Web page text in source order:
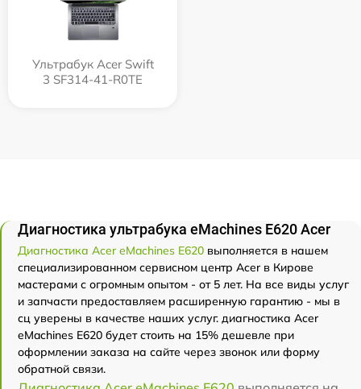
Ультрабук Acer Swift
3 SF314-41-R0TE
Диагностика ультрабука eMachines E620 Acer
Диагностика Acer eMachines E620 выполняется в нашем
специализированном сервисном центр Acer в Кирове
мастерами с огромным опытом - от 5 лет. На все виды услуг
и запчасти предоставляем расширенную гарантию - мы в
сц уверены в качестве наших услуг. диагностика Acer
eMachines E620 будет стоить на 15% дешевле при
оформлении заказа на сайте через звонок или форму
обратной связи.